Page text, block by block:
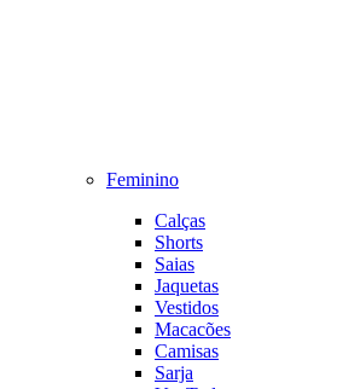
Feminino
Calças
Shorts
Saias
Jaquetas
Vestidos
Macacões
Camisas
Sarja